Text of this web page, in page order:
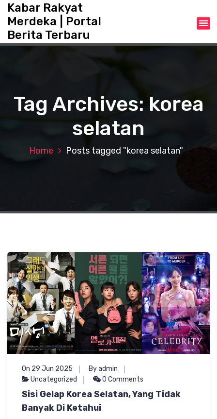
t
Kabar Rakyat
Merdeka | Portal
Berita Terbaru
Tag Archives: korea
selatan
Home Posts tagged "korea selatan"
On 29 Jun 2025
By admin
Uncategorized
0 Comments
Sisi Gelap Korea Selatan, Yang Tidak
Banyak Di Ketahui